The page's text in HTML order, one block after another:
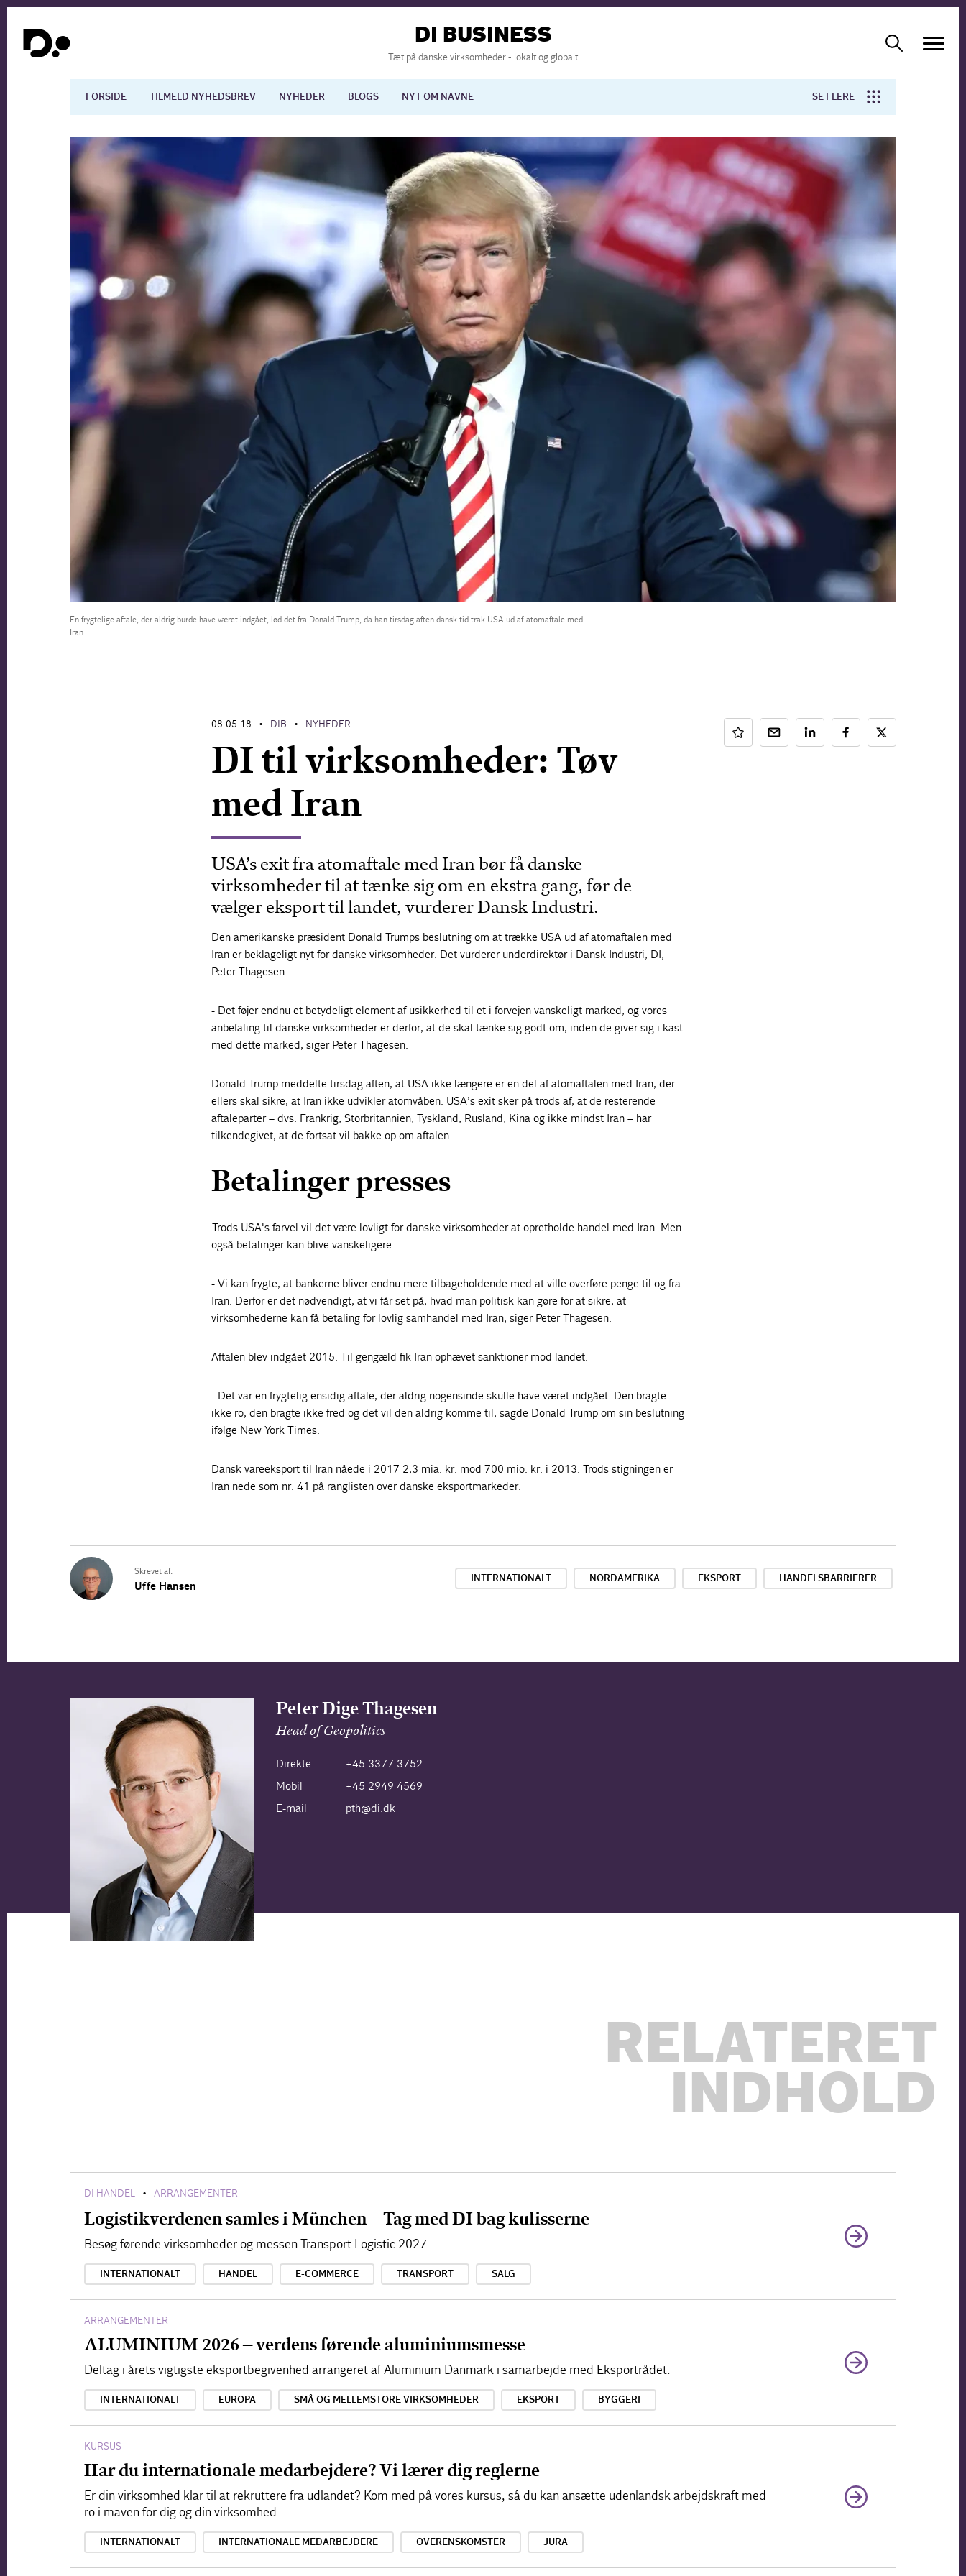
DI BUSINESS
Tæt på danske virksomheder - lokalt og globalt
FORSIDE TILMELD NYHEDSBREV NYHEDER BLOGS NYT OM NAVNE SE FLERE
Dansk økonomi International økonomi Arbejdsmiljø
Arbejdsmarkedet Uddannelse Europapolitik Forskning
En frygtelige aftale, der aldrig burde have været indgået, lød det fra Donald Trump, da han tirsdag aften dansk tid trak USA ud af atomaftale med
Iran.
08.05.18 • DIB • NYHEDER
DI til virksomheder: Tøv
med Iran
USA’s exit fra atomaftale med Iran bør få danske
virksomheder til at tænke sig om en ekstra gang, før de
vælger eksport til landet, vurderer Dansk Industri.
Den amerikanske præsident Donald Trumps beslutning om at trække USA ud af atomaftalen med
Iran er beklageligt nyt for danske virksomheder. Det vurderer underdirektør i Dansk Industri, DI,
Peter Thagesen.
- Det føjer endnu et betydeligt element af usikkerhed til et i forvejen vanskeligt marked, og vores
anbefaling til danske virksomheder er derfor, at de skal tænke sig godt om, inden de giver sig i kast
med dette marked, siger Peter Thagesen.
Donald Trump meddelte tirsdag aften, at USA ikke længere er en del af atomaftalen med Iran, der
ellers skal sikre, at Iran ikke udvikler atomvåben. USA’s exit sker på trods af, at de resterende
aftaleparter – dvs. Frankrig, Storbritannien, Tyskland, Rusland, Kina og ikke mindst Iran – har
tilkendegivet, at de fortsat vil bakke op om aftalen.
Betalinger presses
Trods USA's farvel vil det være lovligt for danske virksomheder at opretholde handel med Iran. Men
også betalinger kan blive vanskeligere.
- Vi kan frygte, at bankerne bliver endnu mere tilbageholdende med at ville overføre penge til og fra
Iran. Derfor er det nødvendigt, at vi får set på, hvad man politisk kan gøre for at sikre, at
virksomhederne kan få betaling for lovlig samhandel med Iran, siger Peter Thagesen.
Aftalen blev indgået 2015. Til gengæld fik Iran ophævet sanktioner mod landet.
- Det var en frygtelig ensidig aftale, der aldrig nogensinde skulle have været indgået. Den bragte
ikke ro, den bragte ikke fred og det vil den aldrig komme til, sagde Donald Trump om sin beslutning
ifølge New York Times.
Dansk vareeksport til Iran nåede i 2017 2,3 mia. kr. mod 700 mio. kr. i 2013. Trods stigningen er
Iran nede som nr. 41 på ranglisten over danske eksportmarkeder.
Skrevet af:
Uffe Hansen
INTERNATIONALT NORDAMERIKA EKSPORT HANDELSBARRIERER
Peter Dige Thagesen
Head of Geopolitics
Direkte
+45 3377 3752
Mobil
+45 2949 4569
E-mail
pth@di.dk
RELATERET
INDHOLD
DI HANDEL • ARRANGEMENTER
Logistikverdenen samles i München – Tag med DI bag kulisserne
Besøg førende virksomheder og messen Transport Logistic 2027.
INTERNATIONALT HANDEL E-COMMERCE TRANSPORT SALG
ARRANGEMENTER
ALUMINIUM 2026 – verdens førende aluminiumsmesse
Deltag i årets vigtigste eksportbegivenhed arrangeret af Aluminium Danmark i samarbejde med Eksportrådet.
INTERNATIONALT EUROPA SMÅ OG MELLEMSTORE VIRKSOMHEDER EKSPORT BYGGERI
KURSUS
Har du internationale medarbejdere? Vi lærer dig reglerne
Er din virksomhed klar til at rekruttere fra udlandet? Kom med på vores kursus, så du kan ansætte udenlandsk arbejdskraft med
ro i maven for dig og din virksomhed.
INTERNATIONALT INTERNATIONALE MEDARBEJDERE OVERENSKOMSTER JURA